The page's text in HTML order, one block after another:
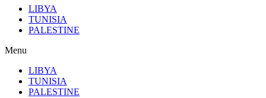
LIBYA
TUNISIA
PALESTINE
Menu
LIBYA
TUNISIA
PALESTINE